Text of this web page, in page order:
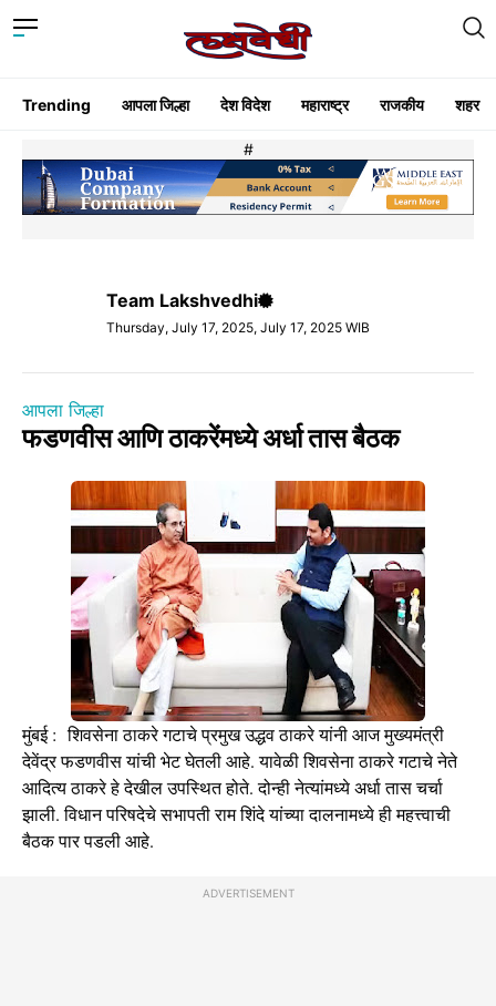
Trending आपला जिल्हा देश विदेश महाराष्ट्र राजकीय शहर
#
Team Lakshvedhi
Thursday, July 17, 2025, July 17, 2025 WIB
आपला जिल्हा
फडणवीस आणि ठाकरेंमध्ये अर्धा तास बैठक
मुंबई : शिवसेना ठाकरे गटाचे प्रमुख उद्धव ठाकरे यांनी आज मुख्यमंत्री
देवेंद्र फडणवीस यांची भेट घेतली आहे. यावेळी शिवसेना ठाकरे गटाचे नेते
आदित्य ठाकरे हे देखील उपस्थित होते. दोन्ही नेत्यांमध्ये अर्धा तास चर्चा
झाली. विधान परिषदेचे सभापती राम शिंदे यांच्या दालनामध्ये ही महत्त्वाची
बैठक पार पडली आहे.
ADVERTISEMENT